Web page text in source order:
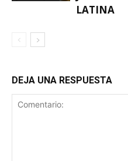
LATINA
DEJA UNA RESPUESTA